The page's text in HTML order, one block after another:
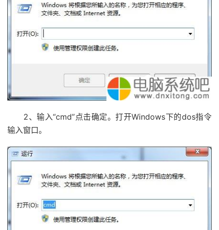
2、输入“cmd”点击确定。打开Windows下的dos指令
输入窗口。